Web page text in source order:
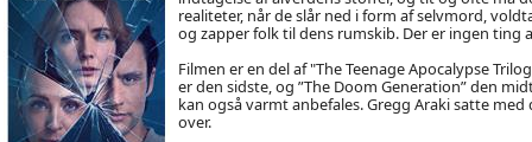
realiteter, når de slår ned i form af selvmord,
og zapper folk til dens rumskib. Der er ingen ting
Filmen er en del af "The Teenage Apocalypse
er den sidste, og ”The Doom Generation” den
kan også varmt anbefales. Gregg Araki satte
over.